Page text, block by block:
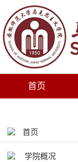
首页
首页
学院概况